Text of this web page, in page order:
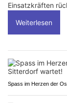
Einsatzkräften
Weiterlesen
Spass im Herzen der